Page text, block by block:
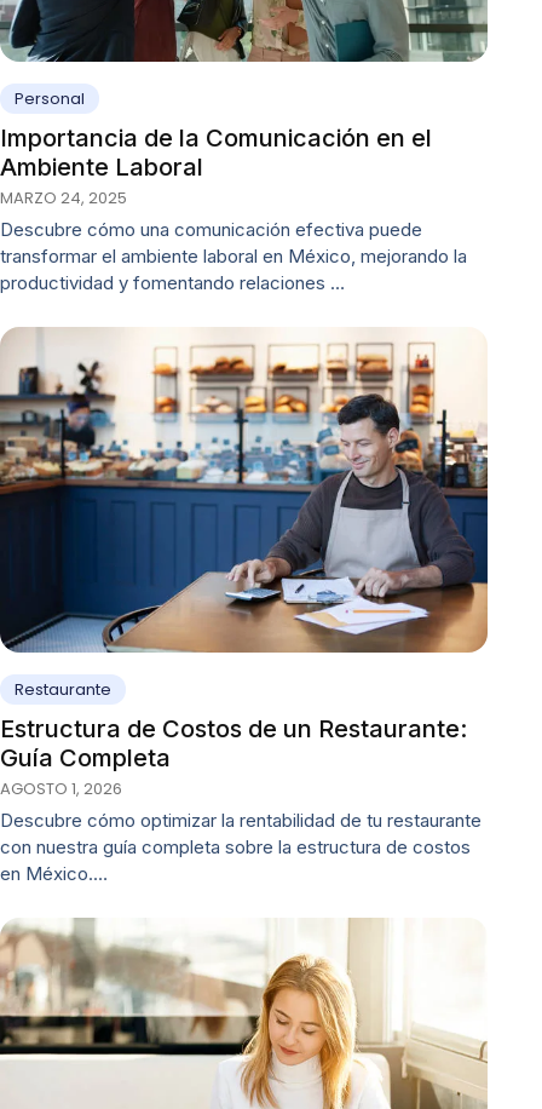
Personal
Importancia de la Comunicación en el
Ambiente Laboral
MARZO 24, 2025
Descubre cómo una comunicación efectiva puede
transformar el ambiente laboral en México, mejorando la
productividad y fomentando relaciones …
Restaurante
Estructura de Costos de un Restaurante:
Guía Completa
AGOSTO 1, 2026
Descubre cómo optimizar la rentabilidad de tu restaurante
con nuestra guía completa sobre la estructura de costos
en México.…